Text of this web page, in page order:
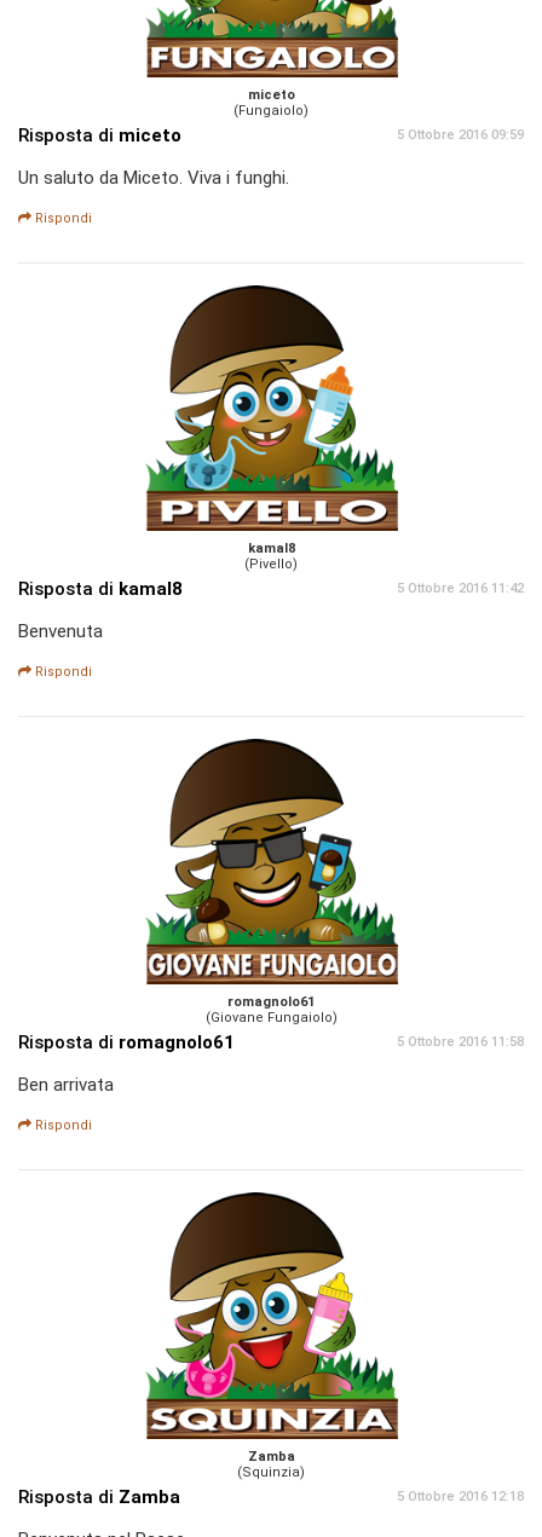
miceto
(Fungaiolo)
Risposta di miceto 5 Ottobre 2016 09:59
Un saluto da Miceto. Viva i funghi.
Rispondi
kamal8
(Pivello)
Risposta di kamal8 5 Ottobre 2016 11:42
Benvenuta
Rispondi
romagnolo61
(Giovane Fungaiolo)
Risposta di romagnolo61 5 Ottobre 2016 11:58
Ben arrivata
Rispondi
Zamba
(Squinzia)
Risposta di Zamba 5 Ottobre 2016 12:18